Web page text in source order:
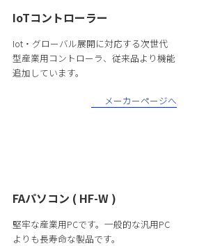
IoTコントローラー
Iot・グローバル展開に対応する次世代
型産業用コントローラ、従来品より機能
追加しています。
メーカーページへ
FAパソコン ( HF-W )
堅牢な産業用PCです。一般的な汎用PC
よりも長寿命な製品です。